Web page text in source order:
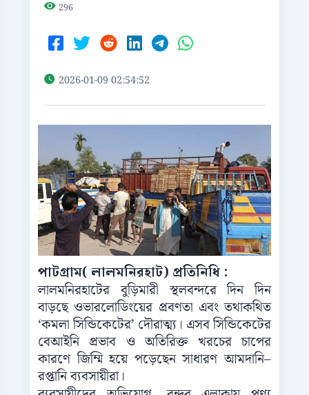
296
2026-01-09 02:54:52
পাটগ্রাম( লালমনিরহাট) প্রতিনিধি :
লালমনিরহাটের বুড়িমারী স্থলবন্দরে দিন দিন
বাড়ছে ওভারলোডিংয়ের প্রবণতা এবং তথাকথিত
‘কমলা সিন্ডিকেটের’ দৌরাত্ম্য। এসব সিন্ডিকেটের
বেআইনি প্রভাব ও অতিরিক্ত খরচের চাপের
কারণে জিম্মি হয়ে পড়েছেন সাধারণ আমদানি–
রপ্তানি ব্যবসায়ীরা।